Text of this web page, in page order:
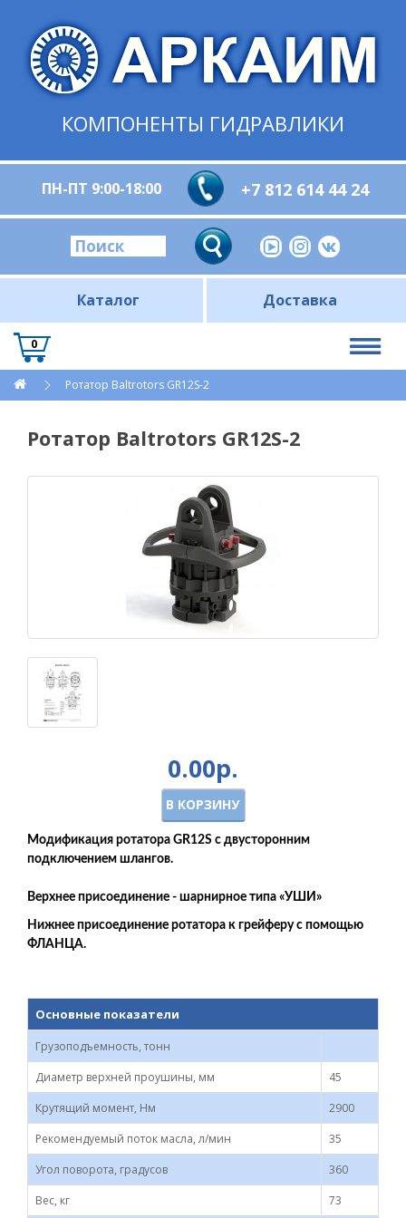
КОМПОНЕНТЫ ГИДРАВЛИКИ
ПН-ПТ 9:00-18:00 +7 812 614 44 24
Каталог Доставка
0
Ротатор Baltrotors GR12S-2
Ротатор Baltrotors GR12S-2
0.00р.
В КОРЗИНУ
Модификация ротатора GR12S с двусторонним
подключением шлангов.
Верхнее присоединение - шарнирное типа «УШИ»
Нижнее присоединение ротатора к грейферу с помощью
ФЛАНЦА.
Основные показатели
Грузоподъемность, тонн
Диаметр верхней проушины, мм
45
Крутящий момент, Нм
2900
Рекомендуемый поток масла, л/мин
35
Угол поворота, градусов
360
Вес, кг
73